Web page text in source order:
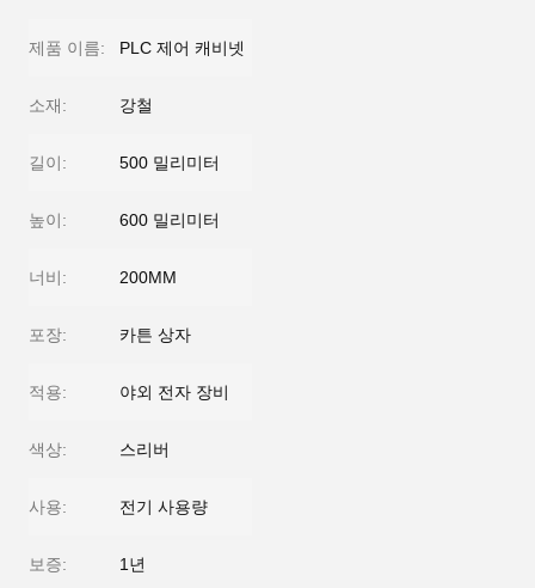
제품 이름: PLC 제어 캐비넷
소재: 강철
길이: 500 밀리미터
높이: 600 밀리미터
너비: 200MM
포장: 카튼 상자
적용: 야외 전자 장비
색상: 스리버
사용: 전기 사용량
보증: 1년